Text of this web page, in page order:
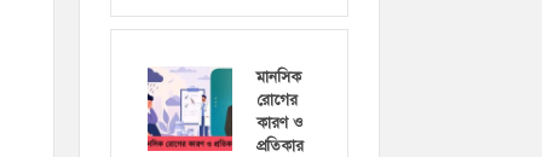
মানসিক
রোগের
কারণ ও
প্রতিকার